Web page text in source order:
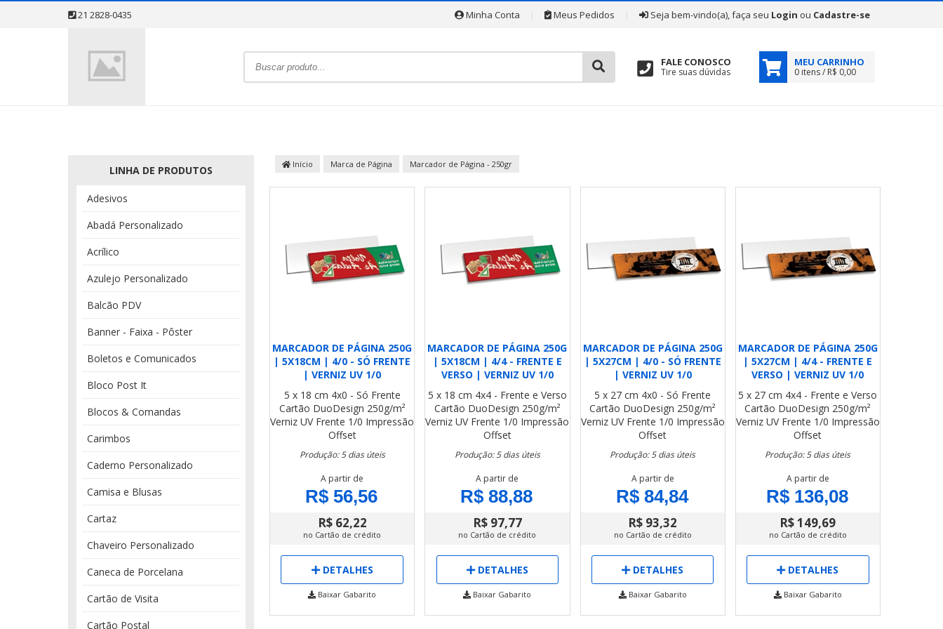
21 2828-0435 Minha Conta Meus Pedidos Seja bem-vindo(a), faça seu Login ou Cadastre-se
FALE CONOSCO
Tire suas dúvidas
MEU CARRINHO
0 itens / R$ 0,00
LINHA DE PRODUTOS
Adesivos
Abadá Personalizado
Acrílico
Azulejo Personalizado
Balcão PDV
Banner - Faixa - Pôster
Boletos e Comunicados
Bloco Post It
Blocos & Comandas
Carimbos
Caderno Personalizado
Camisa e Blusas
Cartaz
Chaveiro Personalizado
Caneca de Porcelana
Cartão de Visita
Cartão Postal
Início Marca de Página Marcador de Página - 250gr
MARCADOR DE PÁGINA 250G
| 5X18CM | 4/0 - SÓ FRENTE
| VERNIZ UV 1/0
5 x 18 cm 4x0 - Só Frente
Cartão DuoDesign 250g/m²
Verniz UV Frente 1/0 Impressão
Offset
Produção: 5 dias úteis
A partir de
R$ 56,56
R$ 62,22
no Cartão de crédito
DETALHES
Baixar Gabarito
MARCADOR DE PÁGINA 250G
| 5X18CM | 4/4 - FRENTE E
VERSO | VERNIZ UV 1/0
5 x 18 cm 4x4 - Frente e Verso
Cartão DuoDesign 250g/m²
Verniz UV Frente 1/0 Impressão
Offset
Produção: 5 dias úteis
A partir de
R$ 88,88
R$ 97,77
no Cartão de crédito
DETALHES
Baixar Gabarito
MARCADOR DE PÁGINA 250G
| 5X27CM | 4/0 - SÓ FRENTE
| VERNIZ UV 1/0
5 x 27 cm 4x0 - Só Frente
Cartão DuoDesign 250g/m²
Verniz UV Frente 1/0 Impressão
Offset
Produção: 5 dias úteis
A partir de
R$ 84,84
R$ 93,32
no Cartão de crédito
DETALHES
Baixar Gabarito
MARCADOR DE PÁGINA 250G
| 5X27CM | 4/4 - FRENTE E
VERSO | VERNIZ UV 1/0
5 x 27 cm 4x4 - Frente e Verso
Cartão DuoDesign 250g/m²
Verniz UV Frente 1/0 Impressão
Offset
Produção: 5 dias úteis
A partir de
R$ 136,08
R$ 149,69
no Cartão de crédito
DETALHES
Baixar Gabarito